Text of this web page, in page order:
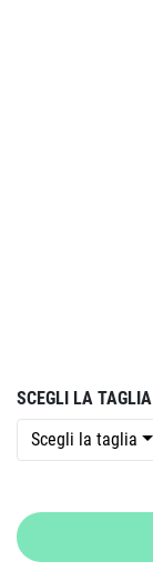
SCEGLI LA TAGLIA
Scegli la taglia